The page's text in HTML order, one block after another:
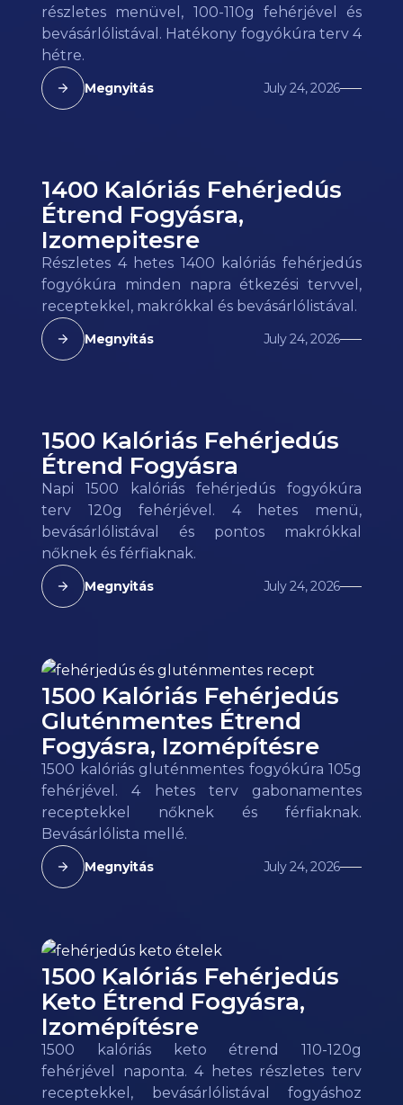
részletes menüvel, 100-110g fehérjével és
bevásárlólistával. Hatékony fogyókúra terv 4
hétre.
Megnyitás July 24, 2026
1400 Kalóriás Fehérjedús
Étrend Fogyásra,
Izomepitesre
Részletes 4 hetes 1400 kalóriás fehérjedús
fogyókúra minden napra étkezési tervvel,
receptekkel, makrókkal és bevásárlólistával.
Megnyitás July 24, 2026
1500 Kalóriás Fehérjedús
Étrend Fogyásra
Napi 1500 kalóriás fehérjedús fogyókúra
terv 120g fehérjével. 4 hetes menü,
bevásárlólistával és pontos makrókkal
nőknek és férfiaknak.
Megnyitás July 24, 2026
1500 Kalóriás Fehérjedús
Gluténmentes Étrend
Fogyásra, Izomépítésre
1500 kalóriás gluténmentes fogyókúra 105g
fehérjével. 4 hetes terv gabonamentes
receptekkel nőknek és férfiaknak.
Bevásárlólista mellé.
Megnyitás July 24, 2026
1500 Kalóriás Fehérjedús
Keto Étrend Fogyásra,
Izomépítésre
1500 kalóriás keto étrend 110-120g
fehérjével naponta. 4 hetes részletes terv
receptekkel, bevásárlólistával fogyáshoz